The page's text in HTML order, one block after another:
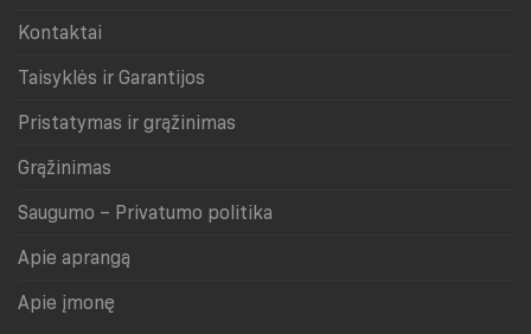
Kontaktai
Taisyklės ir Garantijos
Pristatymas ir grąžinimas
Grąžinimas
Saugumo – Privatumo politika
Apie aprangą
Apie įmonę